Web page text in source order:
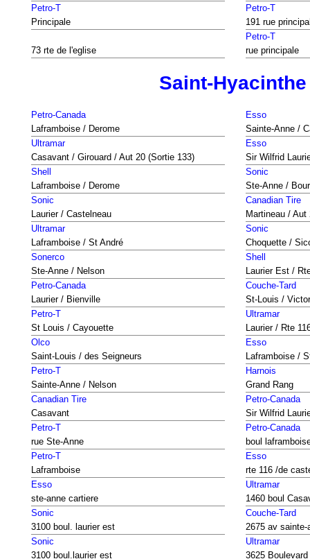
Petro-T
Principale
Petro-T
191 rue
73 rte de l'eglise
Petro-T
rue principale
Saint-Hyacinthe
Petro-Canada
Laframboise / Derome
Esso
Sainte-Anne /
Ultramar
Casavant / Girouard / Aut 20 (Sortie 133)
Esso
Sir Wilfrid
Shell
Laframboise / Derome
Sonic
Ste-Anne /
Sonic
Laurier / Castelneau
Canadian Tire
Martineau /
Ultramar
Laframboise / St André
Sonic
Choquette /
Sonerco
Ste-Anne / Nelson
Shell
Laurier Est /
Petro-Canada
Laurier / Bienville
Couche-Tard
St-Louis /
Petro-T
St Louis / Cayouette
Ultramar
Laurier / Rte
Olco
Saint-Louis / des Seigneurs
Esso
Laframboise /
Petro-T
Sainte-Anne / Nelson
Harnois
Grand Rang
Canadian Tire
Casavant
Petro-Canada
Sir Wilfrid
Petro-T
rue Ste-Anne
Petro-Canada
boul
Petro-T
Laframboise
Esso
rte 116 /de
Esso
ste-anne cartiere
Ultramar
1460 boul
Sonic
3100 boul. laurier est
Couche-Tard
2675 av sainte-
Sonic
3100 boul.laurier est
Ultramar
3625